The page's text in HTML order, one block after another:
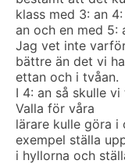
klass med 3: an 4:
an och en med 5:
Jag vet inte
bättre än det vi
ettan och i tvåan.
I 4: an så skulle
Valla för våra
lärare kulle göra i
exempel ställa
i hyllorna och